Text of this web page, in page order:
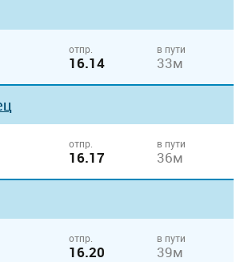
отпр.
16.14
в пути
33м
отпр.
16.17
в пути
36м
отпр.
16.20
в пути
39м